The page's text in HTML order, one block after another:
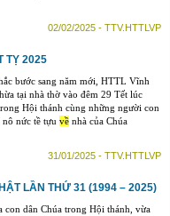
02/02/2025 - TTV.HTTLVP
TỴ 2025
bước sang năm mới, HTTL Vĩnh
tại nhà thờ vào đêm 29 Tết lúc
Hội thánh cùng những người con
nức tề tựu về nhà của Chúa
31/01/2025 - TTV.HTTLVP
LẦN THỨ 31 (1994 – 2025)
con dân Chúa trong Hội thánh, vừa